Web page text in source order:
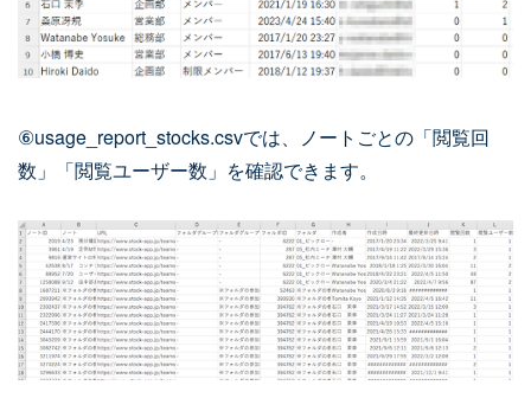
⑥usage_report_stocks.csvでは、ノートごとの「閲覧回
数」「閲覧ユーザー数」を確認できます。